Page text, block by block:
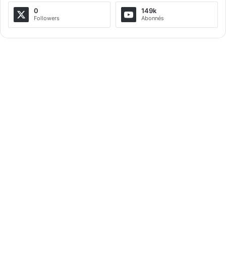
0
Followers
149k
Abonnés